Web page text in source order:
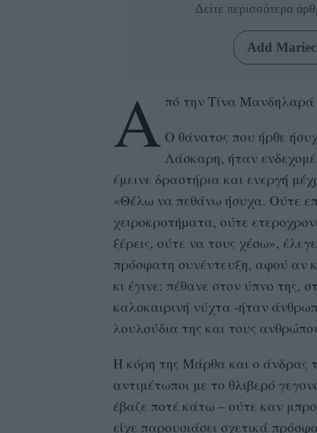
Δείτε περισσότερα
Add
Α πό την Τίνα Μανδηλαρά
Ο θάνατος που ήρθε
Λάσκαρη, ήταν
έμεινε δραστήρια και ενεργή
«Θέλω να πεθάνω ήσυχα. Ούτε
χειροκροτήµατα, ούτε
ξέρεις, ούτε να τους χέσω»,
πρόσφατη συνέντευξη, αφού αν
κι έγινε: πέθανε στον ύπνο της,
καλοκαιρινή νύχτα -ήταν
λουλούδια της και τους
Η κόρη της Μάρθα και ο άνδρας
αντιμέτωποι με το θλιβερό
έβαζε ποτέ κάτω – ούτε καν
είχε παρουσιάσει σχετικά